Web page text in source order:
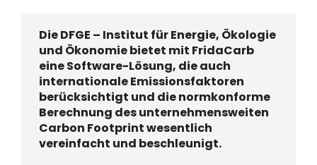
Die DFGE – Institut für Energie, Ökologie
und Ökonomie bietet mit FridaCarb
eine Software-Lösung, die auch
internationale Emissionsfaktoren
berücksichtigt und die normkonforme
Berechnung des unternehmensweiten
Carbon Footprint wesentlich
vereinfacht und beschleunigt.